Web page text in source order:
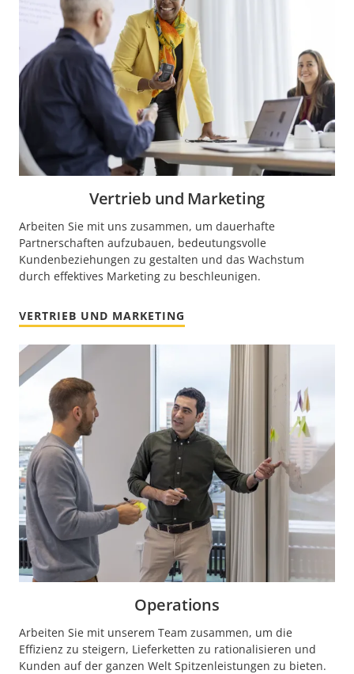
Vertrieb und Marketing
Arbeiten Sie mit uns zusammen, um dauerhafte
Partnerschaften aufzubauen, bedeutungsvolle
Kundenbeziehungen zu gestalten und das Wachstum
durch effektives Marketing zu beschleunigen.
VERTRIEB UND MARKETING
Operations
Arbeiten Sie mit unserem Team zusammen, um die
Effizienz zu steigern, Lieferketten zu rationalisieren und
Kunden auf der ganzen Welt Spitzenleistungen zu bieten.